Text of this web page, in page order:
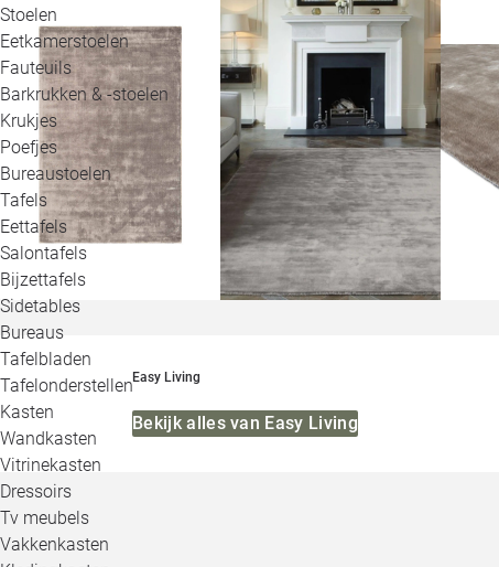
Stoelen
Eetkamerstoelen
Fauteuils
Barkrukken & -stoelen
Krukjes
Poefjes
Bureaustoelen
Tafels
Eettafels
Salontafels
Bijzettafels
Sidetables
Bureaus
Tafelbladen
Tafelonderstellen
Kasten
Wandkasten
Vitrinekasten
Dressoirs
Tv meubels
Vakkenkasten
Easy Living
Bekijk alles van Easy Living